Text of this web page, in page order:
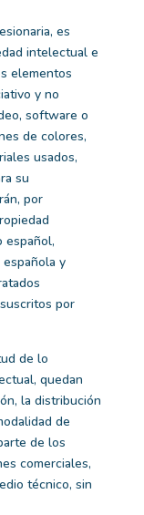
es
intelectual e
elementos
y no
software o
de colores,
usados,
su
por
español,
y
por
de lo
quedan
la distribución
de
de los
comerciales,
técnico, sin